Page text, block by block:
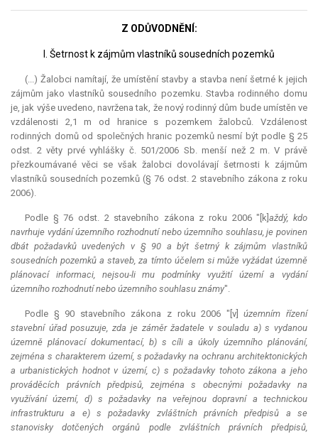
Z ODŮVODNĚNÍ:
I. Šetrnost k zájmům vlastníků sousedních pozemků
(...) Žalobci namítají, že umístění stavby a stavba není šetrné k jejich
zájmům jako vlastníků sousedního pozemku. Stavba rodinného domu
je, jak výše uvedeno, navržena tak, že nový rodinný dům bude umístěn ve
vzdálenosti 2,1 m od hranice s pozemkem žalobců. Vzdálenost
rodinných domů od společných hranic pozemků nesmí být podle § 25
odst. 2 věty prvé vyhlášky č. 501/2006 Sb. menší než 2 m. V právě
přezkoumávané věci se však žalobci dovolávají šetrnosti k zájmům
vlastníků sousedních pozemků (§ 76 odst. 2 stavebního zákona z roku
2006).
Podle § 76 odst. 2 stavebního zákona z roku 2006 "[k]aždý, kdo
navrhuje vydání územního rozhodnutí nebo územního souhlasu, je povinen
dbát požadavků uvedených v § 90 a být šetrný k zájmům vlastníků
sousedních pozemků a staveb, za tímto účelem si může vyžádat územně
plánovací informaci, nejsou-li mu podmínky využití území a vydání
územního rozhodnutí nebo územního souhlasu známy".
Podle § 90 stavebního zákona z roku 2006 "[v]územním řízení
stavební úřad posuzuje, zda je záměr žadatele v souladu a) s vydanou
územně plánovací dokumentací, b) s cíli a úkoly územního plánování,
zejména s charakterem území, s požadavky na ochranu architektonických
a urbanistických hodnot v území, c) s požadavky tohoto zákona a jeho
prováděcích právních předpisů, zejména s obecnými požadavky na
využívání území, d) s požadavky na veřejnou dopravní a technickou
infrastrukturu a e) s požadavky zvláštních právních předpisů a se
stanovisky dotčených orgánů podle zvláštních právních předpisů,